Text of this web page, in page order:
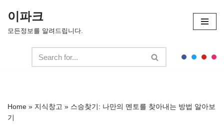
콘
기
이파크
모든정보를 알려드립니다.
Home » 지식창고 » 스승찾기: 나만의 멘토를 찾아내는 방법 알아보
기